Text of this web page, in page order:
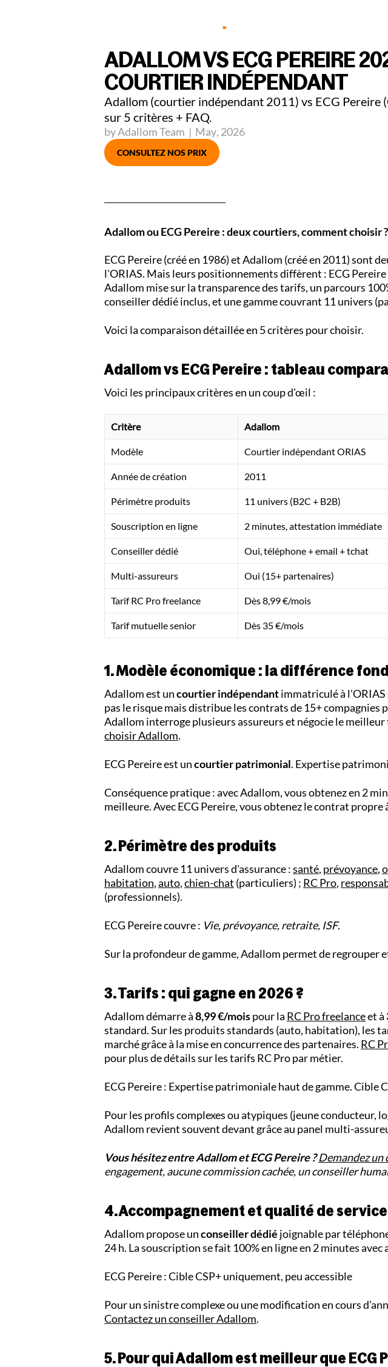
ADALLOM VS ECG PEREIRE
COURTIER INDÉPENDANT
Adallom (courtier indépendant 2011) vs ECG
sur 5 critères + FAQ.
by Adallom Team | May, 2026
CONSULTEZ NOS PRIX
Adallom ou ECG Pereire : deux courtiers, comment choisir ?
ECG Pereire (créé en 1986) et Adallom (créé en 2011) sont
l'ORIAS. Mais leurs positionnements diffèrent : ECG
Adallom mise sur la transparence des tarifs, un parcours
conseiller dédié inclus, et une gamme couvrant 11 univers
Voici la comparaison détaillée en 5 critères pour choisir.
Adallom vs ECG Pereire : tableau
Voici les principaux critères en un coup d'œil :
Critère Adallom
Modèle Courtier indépendant ORIAS
Année de création 2011
Périmètre produits 11 univers (B2C + B2B)
Souscription en ligne 2 minutes, attestation immédiate
Conseiller dédié Oui, téléphone + email + tchat
Multi-assureurs Oui (15+ partenaires)
Tarif RC Pro freelance Dès 8,99 €/mois
Tarif mutuelle senior Dès 35 €/mois
1. Modèle économique : la différence
Adallom est uncourtier indépendantimmatriculé à
pas le risque mais distribue les contrats de 15+ compagnies
Adallom interroge plusieurs assureurs et négocie le
choisir Adallom.
ECG Pereire est uncourtier patrimonial. Expertise
Conséquence pratique : avec Adallom, vous obtenez en 2
meilleure. Avec ECG Pereire, vous obtenez le contrat propre
2. Périmètre des produits
Adallom couvre 11 univers d'assurance :santé, prévoyance,
habitation,auto,chien-chat (particuliers) ; RC Pro,
(professionnels).
ECG Pereire couvre : Vie, prévoyance, retraite, ISF.
Sur la profondeur de gamme, Adallom permet de regrouper
3. Tarifs : qui gagne en 2026 ?
Adallom démarre à8,99 €/moispour la RC Pro freelanceet à
standard. Sur les produits standards (auto, habitation), les
marché grâce à la mise en concurrence des partenaires. RC
pour plus de détails sur les tarifs RC Pro par métier.
ECG Pereire : Expertise patrimoniale haut de gamme. Cible
Pour les profils complexes ou atypiques (jeune conducteur,
Adallom revient souvent devant grâce au panel multi-
Vous hésitez entre Adallom et ECG Pereire ? Demandez
engagement, aucune commission cachée, un conseiller
4. Accompagnement et qualité de service
Adallom propose unconseiller dédié joignable par
24 h. La souscription se fait 100% en ligne en 2 minutes
ECG Pereire : Cible CSP+ uniquement, peu accessible
Pour un sinistre complexe ou une modification en cours
Contactez un conseiller Adallom.
5. Pour qui Adallom est meilleur que ECG